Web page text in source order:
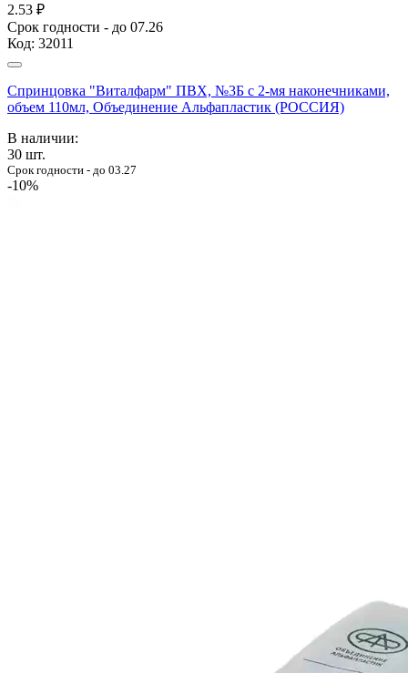
2.53 ₽
Срок годности - до 07.26
Код: 32011
Спринцовка "Виталфарм" ПВХ, №3Б с 2-мя наконечниками,
объем 110мл, Объединение Альфапластик (РОССИЯ)
В наличии:
30 шт.
Срок годности - до 03.27
-10%